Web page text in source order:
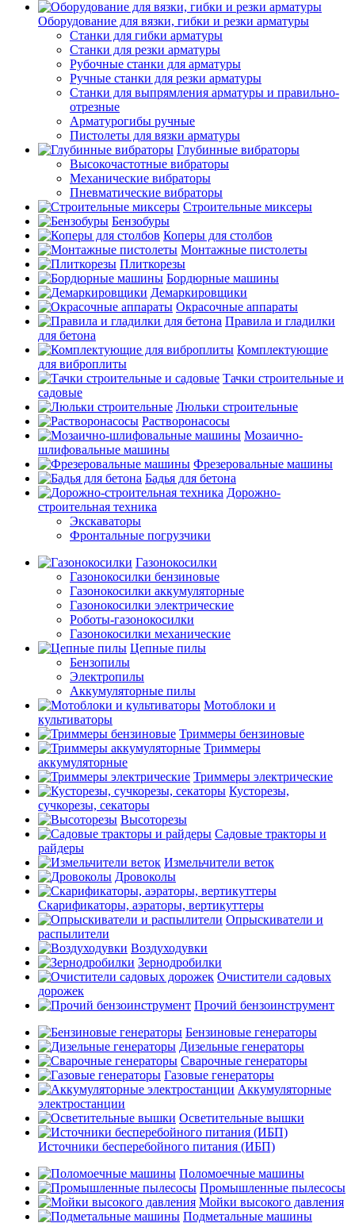
Оборудование для вязки, гибки и резки арматуры
Станки для гибки арматуры
Станки для резки арматуры
Рубочные станки для арматуры
Ручные станки для резки арматуры
Станки для выпрямления арматуры и правильно-
отрезные
Арматурогибы ручные
Пистолеты для вязки арматуры
Глубинные вибраторы
Высокочастотные вибраторы
Механические вибраторы
Пневматические вибраторы
Строительные миксеры
Бензобуры
Коперы для столбов
Монтажные пистолеты
Плиткорезы
Бордюрные машины
Демаркировщики
Окрасочные аппараты
Правила и гладилки
для бетона
Комплектующие
для виброплиты
Тачки строительные и
садовые
Люльки строительные
Растворонасосы
Мозаично-
шлифовальные машины
Фрезеровальные машины
Бадья для бетона
Дорожно-
строительная техника
Экскаваторы
Фронтальные погрузчики
Газонокосилки
Газонокосилки бензиновые
Газонокосилки аккумуляторные
Газонокосилки электрические
Роботы-газонокосилки
Газонокосилки механические
Цепные пилы
Бензопилы
Электропилы
Аккумуляторные пилы
Мотоблоки и
культиваторы
Триммеры бензиновые
Триммеры
аккумуляторные
Триммеры электрические
Кусторезы,
сучкорезы, секаторы
Высоторезы
Садовые тракторы и
райдеры
Измельчители веток
Дровоколы
Скарификаторы, аэраторы, вертикуттеры
Опрыскиватели и
распылители
Воздуходувки
Зернодробилки
Очистители садовых
дорожек
Прочий бензоинструмент
Бензиновые генераторы
Дизельные генераторы
Сварочные генераторы
Газовые генераторы
Аккумуляторные
электростанции
Осветительные вышки
Источники бесперебойного питания (ИБП)
Поломоечные машины
Промышленные пылесосы
Мойки высокого давления
Подметальные машины